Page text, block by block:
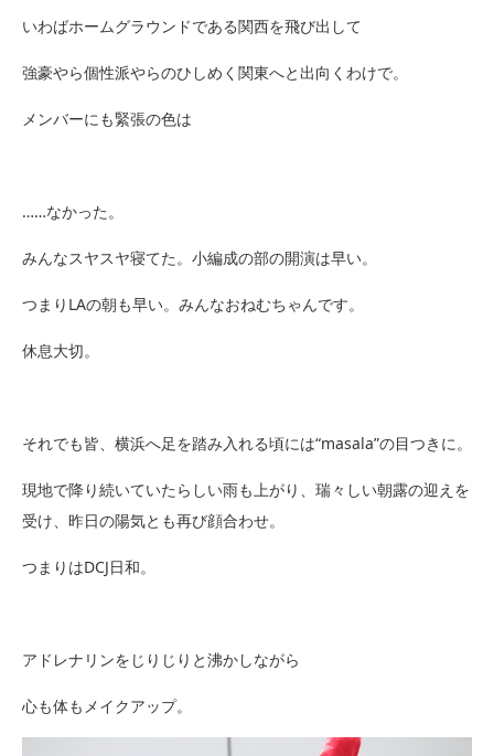
いわばホームグラウンドである関西を飛び出して
強豪やら個性派やらのひしめく関東へと出向くわけで。
メンバーにも緊張の色は
……なかった。
みんなスヤスヤ寝てた。小編成の部の開演は早い。
つまり LAの朝も早い。みんなおねむちゃんです。
休息大切。
それでも皆、横浜へ足を踏み入れる頃には“masala”の目つきに。
現地で降り続いていたらしい雨も上がり、瑞々しい朝露の迎えを
受け、昨日の陽気とも再び顔合わせ。
つまりはDCJ日和。
アドレナリンをじりじりと沸かしながら
心も体もメイクアップ。